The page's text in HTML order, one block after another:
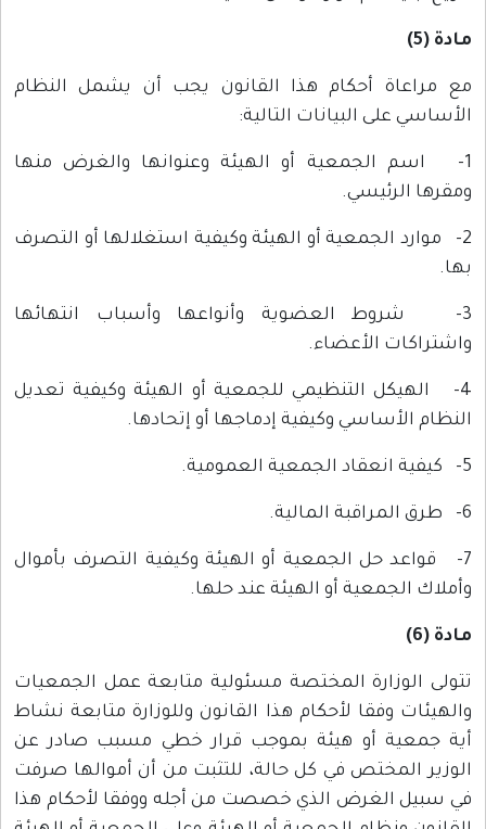
مادة (5)
مع مراعاة أحكام هذا القانون يجب أن يشمل النظام
الأساسي على البيانات التالية:
1- اسم الجمعية أو الهيئة وعنوانها والغرض منها
ومقرها الرئيسي.
2- موارد الجمعية أو الهيئة وكيفية استغلالها أو التصرف
بها.
3- شروط العضوية وأنواعها وأسباب انتهائها
واشتراكات الأعضاء.
4- الهيكل التنظيمي للجمعية أو الهيئة وكيفية تعديل
النظام الأساسي وكيفية إدماجها أو إتحادها.
5- كيفية انعقاد الجمعية العمومية.
6- طرق المراقبة المالية.
7- قواعد حل الجمعية أو الهيئة وكيفية التصرف بأموال
وأملاك الجمعية أو الهيئة عند حلها.
مادة (6)
تتولى الوزارة المختصة مسئولية متابعة عمل الجمعيات
والهيئات وفقا لأحكام هذا القانون وللوزارة متابعة نشاط
أية جمعية أو هيئة بموجب قرار خطي مسبب صادر عن
الوزير المختص في كل حالة، للتثبت من أن أموالها صرفت
في سبيل الغرض الذي خصصت من أجله ووفقا لأحكام هذا